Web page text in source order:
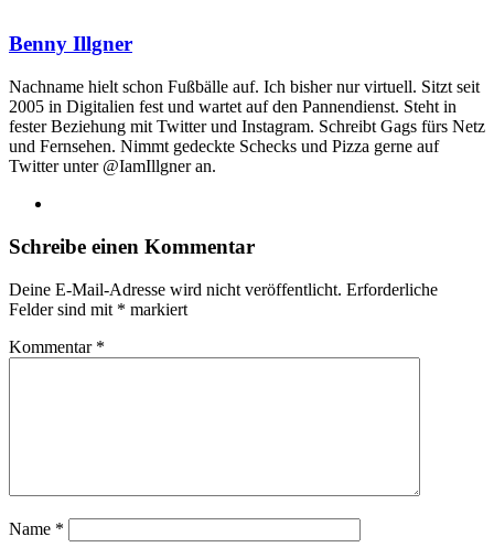
Benny Illgner
Nachname hielt schon Fußbälle auf. Ich bisher nur virtuell. Sitzt seit
2005 in Digitalien fest und wartet auf den Pannendienst. Steht in
fester Beziehung mit Twitter und Instagram. Schreibt Gags fürs Netz
und Fernsehen. Nimmt gedeckte Schecks und Pizza gerne auf
Twitter unter @IamIllgner an.
Schreibe einen Kommentar
Deine E-Mail-Adresse wird nicht veröffentlicht. Erforderliche
Felder sind mit * markiert
Kommentar *
Name *